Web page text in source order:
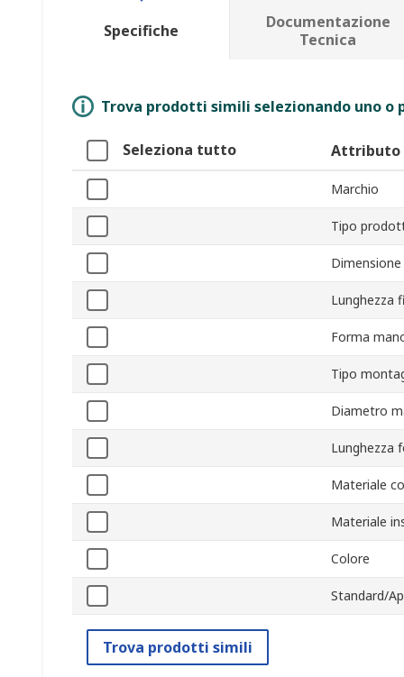
Specifiche
Documentazione
Tecnica
Trova prodotti simili selezionando uno
Seleziona tutto Attributo
Marchio
Tipo
Lunghezza
Forma
Tipo
Diametro
Lunghezza
Materiale
Materiale
Colore
Standard/
Trova prodotti simili